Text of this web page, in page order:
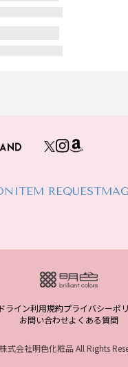
ITEM REQUEST
ライン利用規約プライバシーポ
お問い合わせよくある質問
式会社明色化粧品 All Rights